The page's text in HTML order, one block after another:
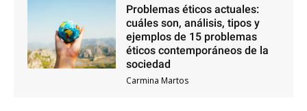
Problemas éticos actuales:
cuáles son, análisis, tipos y
ejemplos de 15 problemas
éticos contemporáneos de la
sociedad
Carmina Martos